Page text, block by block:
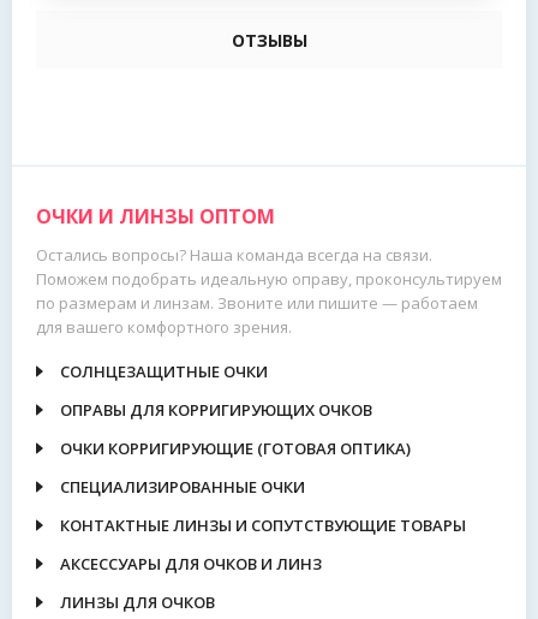
ОТЗЫВЫ
ОЧКИ И ЛИНЗЫ ОПТОМ
Остались вопросы? Наша команда всегда на связи.
Поможем подобрать идеальную оправу, проконсультируем
по размерам и линзам. Звоните или пишите — работаем
для вашего комфортного зрения.
СОЛНЦЕЗАЩИТНЫЕ ОЧКИ
ОПРАВЫ ДЛЯ КОРРИГИРУЮЩИХ ОЧКОВ
ОЧКИ КОРРИГИРУЮЩИЕ (ГОТОВАЯ ОПТИКА)
СПЕЦИАЛИЗИРОВАННЫЕ ОЧКИ
КОНТАКТНЫЕ ЛИНЗЫ И СОПУТСТВУЮЩИЕ ТОВАРЫ
АКСЕССУАРЫ ДЛЯ ОЧКОВ И ЛИНЗ
ЛИНЗЫ ДЛЯ ОЧКОВ